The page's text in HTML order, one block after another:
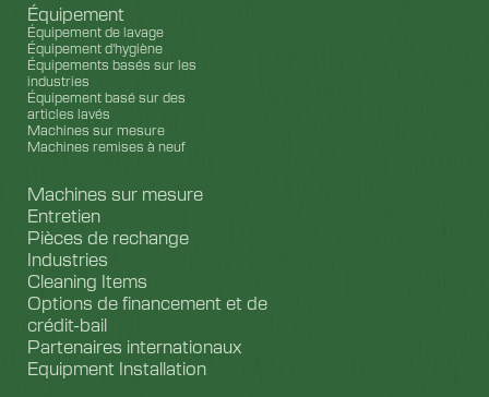
Équipement
Équipement de lavage
Équipement d'hygiène
Équipements basés sur les
industries
Équipement basé sur des
articles lavés
Machines sur mesure
Machines remises à neuf
Machines sur mesure
Entretien
Pièces de rechange
Industries
Cleaning Items
Options de financement et de
crédit-bail
Partenaires internationaux
Equipment Installation